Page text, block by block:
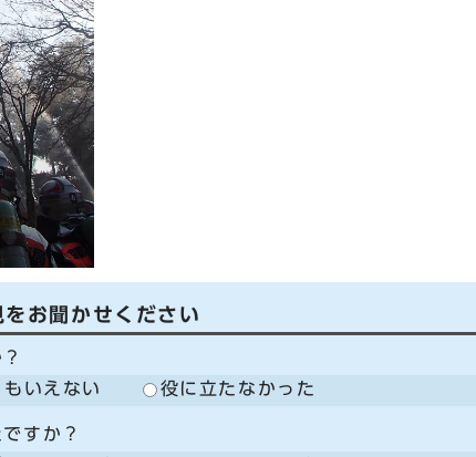
お聞かせください
もいえない 役に立たなかった
すか？